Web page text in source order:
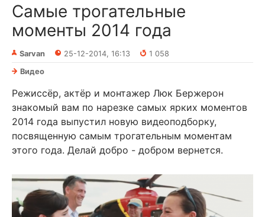
Самые трогательные
моменты 2014 года
Sarvan 25-12-2014, 16:13
1 058
Видео
Режиссёр, актёр и монтажер Люк Бержерон
знакомый вам по нарезке самых ярких моментов
2014 года выпустил новую видеоподборку,
посвященную самым трогательным моментам
этого года. Делай добро - добром вернется.